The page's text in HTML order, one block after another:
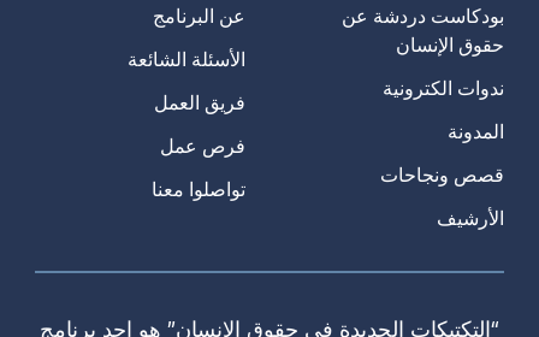
بودكاست دردشة عن
حقوق الإنسان
ندوات الكترونية
المدونة
قصص ونجاحات
الأرشيف
عن البرنامج
الأسئلة الشائعة
فريق العمل
فرص عمل
تواصلوا معنا
“التكتيكات الجديدة في حقوق الإنسان” هو احد برنامج